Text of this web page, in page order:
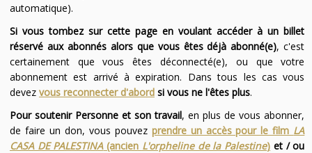
automatique).
Si vous tombez sur cette page en voulant accéder à un billet
réservé aux abonnés alors que vous êtes déjà abonné(e), c'est
certainement que vous êtes déconnecté(e), ou que votre
abonnement est arrivé à expiration. Dans tous les cas vous
devez vous reconnecter d'abordsi vous ne l'êtes plus.
Pour soutenir Personne et son travail, en plus de vous abonner,
de faire un don, vous pouvez prendre un accès pour le film LA
CASA DE PALESTINA(ancien L'orpheline de la Palestine) et / ou